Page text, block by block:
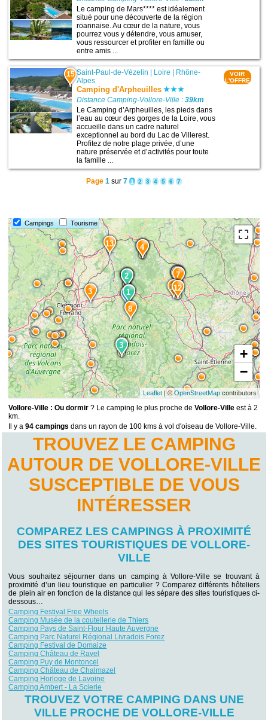
Le camping de Mars**** est idéalement
situé pour une découverte de la région
roannaise. Au cœur de la nature, vous
pourrez vous y détendre, vous amuser,
vous ressourcer et profiter en famille ou
entre amis ...
15 Saint-Paul-de-Vézelin Loire
Rhône-
Alpes
Camping d'Arpheuilles
Distance Camping-Vollore-Ville :39km
Le Camping d’Arpheuilles, les pieds dans
l’eau au cœur des gorges de la Loire, vous
accueille dans un cadre naturel
exceptionnel au bord du Lac de Villerest.
Profitez de notre plage privée, d’une
nature préservée et d’activités pour toute
la famille ...
VOIR
L'OFFRE
Page 1 sur 7 1 2 3 4 5 6 7
Campings Tourisme
15
14
13
12
11
10
9
8
7
6
5
4
3
2
1
3
2
1
+
−
Leaflet| ©OpenStreetMapcontributors
Vollore-Ville : Ou dormir ? Le camping le plus proche deVollore-Ville est à 2
km.
Il y a94 campings dans un rayon de 100 kms à vol d'oiseau de Vollore-Ville.
TROUVEZ LE CAMPING
AUTOUR DE VOLLORE-VILLE
SUSCEPTIBLE DE VOUS
INTÉRESSER
COMPAREZ LES CAMPINGS À PROXIMITÉ
DES SITES TOURISTIQUES DE VOLLORE-
VILLE
Vous souhaitez séjourner dans un camping à Vollore-Ville se trouvant à
proximité d’un lieu touristique en particulier ? Comparez différents hôteliers
de plein air en fonction de la distance qui les sépare des sites touristiques ci-
dessous…
Camping Festival Free Wheels
Camping Musée de la coutellerie de Thiers
Camping Pays de Saint-Flour Haute Auvergne
Camping Parc Naturel Régional Livradois Forez
Camping Festival de Domaize
Camping Château de Ravel
Camping Puy de Montoncel
Camping Château de Chalmazel
Camping Horloge de Lavoine
Camping Ambert - La Scierie
TROUVEZ VOTRE CAMPING DANS UNE
VILLE PROCHE DE VOLLORE-VILLE